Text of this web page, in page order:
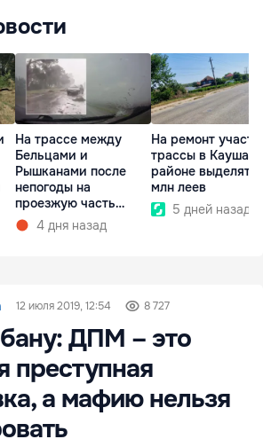
На трассе между
Бельцами и
Рышканами после
непогоды на
проезжую часть
упали деревья
4 дня назад
На ремонт
трассы в
районе выделят
млн леев
5 дней назад
12 июля 2019, 12:54 8 727
ДПМ – это
преступная
а мафию нельзя